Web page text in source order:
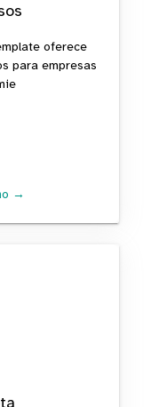
oferece
para empresas
→